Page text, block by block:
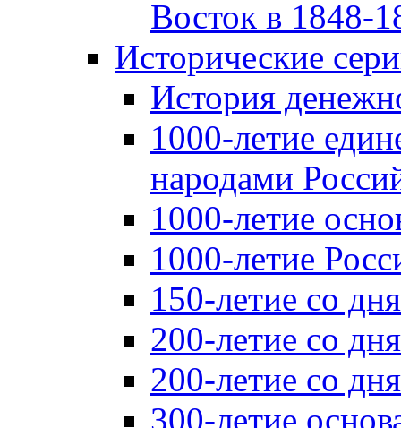
Восток в 1848-
Исторические
История
1000-летие
народами
1000-летие
1000-летие
150-летие со
200-летие со
200-летие со
300-летие